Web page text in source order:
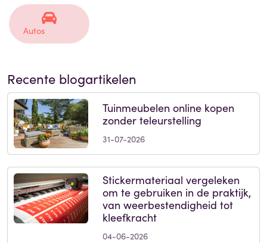
Autos
Recente blogartikelen
Tuinmeubelen online kopen
zonder teleurstelling
31-07-2026
Stickermateriaal vergeleken
om te gebruiken in de praktijk,
van weerbestendigheid tot
kleefkracht
04-06-2026